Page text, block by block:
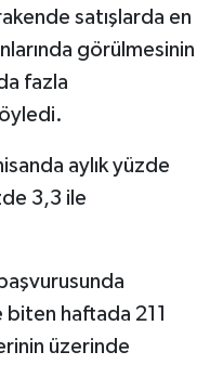
satışlarda en
görülmesinin
fazla
aylık yüzde
3,3 ile
biten haftada 211
üzerinde